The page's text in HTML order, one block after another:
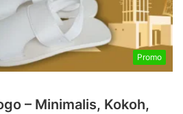
Promo
– Minimalis, Kokoh,